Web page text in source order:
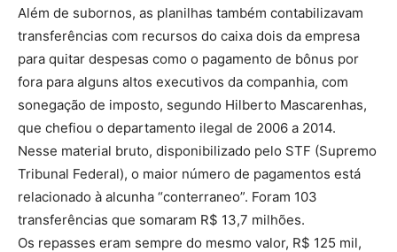
Além de subornos, as planilhas também contabilizavam
transferências com recursos do caixa dois da empresa
para quitar despesas como o pagamento de bônus por
fora para alguns altos executivos da companhia, com
sonegação de imposto, segundo Hilberto Mascarenhas,
que chefiou o departamento ilegal de 2006 a 2014.
Nesse material bruto, disponibilizado pelo STF (Supremo
Tribunal Federal), o maior número de pagamentos está
relacionado à alcunha “conterraneo”. Foram 103
transferências que somaram R$ 13,7 milhões.
Os repasses eram sempre do mesmo valor, R$ 125 mil,